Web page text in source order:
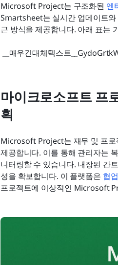
Microsoft Project는 구조화된 엔
Smartsheet는 실시간 업데이트와
근 방식을 제공합니다. 아래 표는
__매우긴대체텍스트
마이크로소프트 프
획
Microsoft Project는 재무 및 프로
제공합니다. 이를 통해 관리자는
니터링할 수 있습니다. 내장된 간
성을 확보합니다. 이 플랫폼은 협업
프로젝트에 이상적인 Microsoft